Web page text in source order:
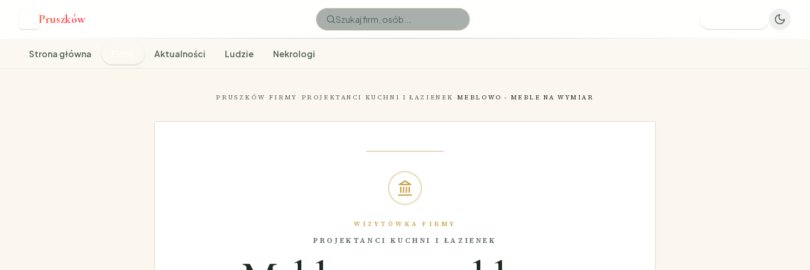
Pruszków
Strona główna Aktualności Ludzie Nekrologi
PRUSZKÓW· FIRMY · PROJEKTANCI KUCHNI I ŁAZIENEK · MEBLOWO - MEBLE NA WYMIAR
WIZYTÓWKA FIRMY
PROJEKTANCI KUCHNI I ŁAZIENEK